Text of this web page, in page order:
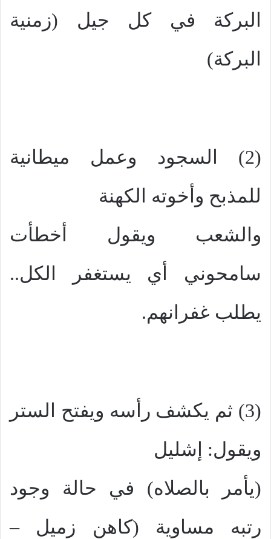
البركة في كل جيل (زمنية
البركة)
(2) السجود وعمل ميطانية
للمذبح وأخوته الكهنة
والشعب ويقول أخطأت
سامحوني أي يستغفر الكل..
يطلب غفرانهم.
(3) ثم يكشف رأسه ويفتح الستر
ويقول: إشليل
(يأمر بالصلاه) في حالة وجود
رتبه مساوية (كاهن زميل –